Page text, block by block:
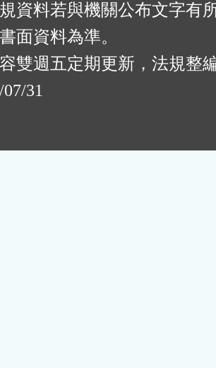
資料若與機關公布文字有
面資料為準。
雙週五定期更新，法規整
07/31